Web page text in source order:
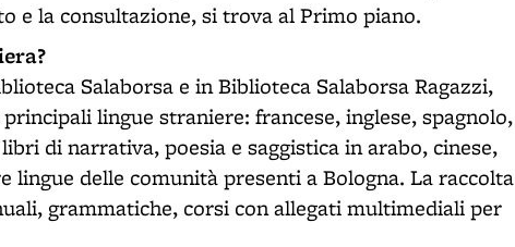
e la consultazione, si trova al Primo piano.
Salaborsa e in Biblioteca Salaborsa Ragazzi,
lingue straniere: francese, inglese, spagnolo,
di narrativa, poesia e saggistica in arabo, cinese,
lingue delle comunità presenti a Bologna. La raccolta
grammatiche, corsi con allegati multimediali per